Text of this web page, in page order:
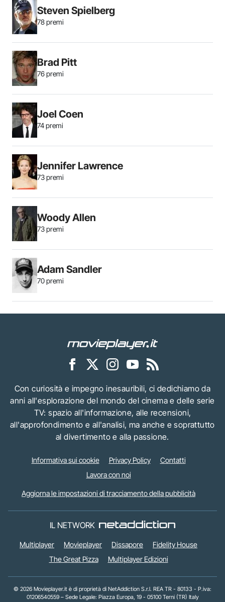
Steven Spielberg
78 premi
Brad Pitt
76 premi
Joel Coen
74 premi
Jennifer Lawrence
73 premi
Woody Allen
73 premi
Adam Sandler
70 premi
Con curiosità e impegno inesauribili, ci dedichiamo da
anni all'esplorazione del mondo del cinema e delle serie
TV: spazio all'informazione, alle recensioni,
all'approfondimento e all'analisi, ma anche e soprattutto
al divertimento e alla passione.
Informativa sui cookie Privacy Policy
Contatti
Lavora con noi
Aggiorna le impostazioni di tracciamento della pubblicità
IL NETWORK
Multiplayer Movieplayer Dissapore
Fidelity House
The Great Pizza
Multiplayer Edizioni
© 2026 Movieplayer.it è di proprietà di NetAddiction S.r.l. REA TR - 80133 - P.iva:
01206540559 – Sede Legale: Piazza Europa, 19 - 05100 Terni (TR) Italy